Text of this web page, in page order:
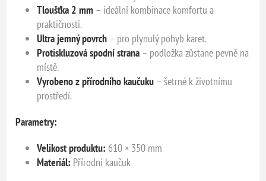
Tloušťka 2 mm – ideální kombinace komfortu a
praktičnosti.
Ultra jemný povrch – pro plynulý pohyb karet.
Protiskluzová spodní strana – podložka zůstane pevně na
místě.
Vyrobeno z přírodního kaučuku – šetrné k životnímu
prostředí.
Parametry:
Velikost produktu: 610 × 350 mm
Materiál: Přírodní kaučuk